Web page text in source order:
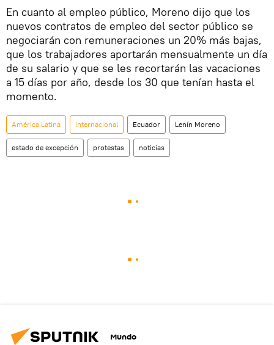
En cuanto al empleo público, Moreno dijo que los
nuevos contratos de empleo del sector público se
negociarán con remuneraciones un 20% más bajas,
que los trabajadores aportarán mensualmente un día
de su salario y que se les recortarán las vacaciones
a 15 días por año, desde los 30 que tenían hasta el
momento.
América Latina Internacional Ecuador Lenín Moreno
estado de excepción protestas noticias
Mundo